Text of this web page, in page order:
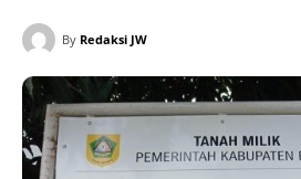
By Redaksi JW